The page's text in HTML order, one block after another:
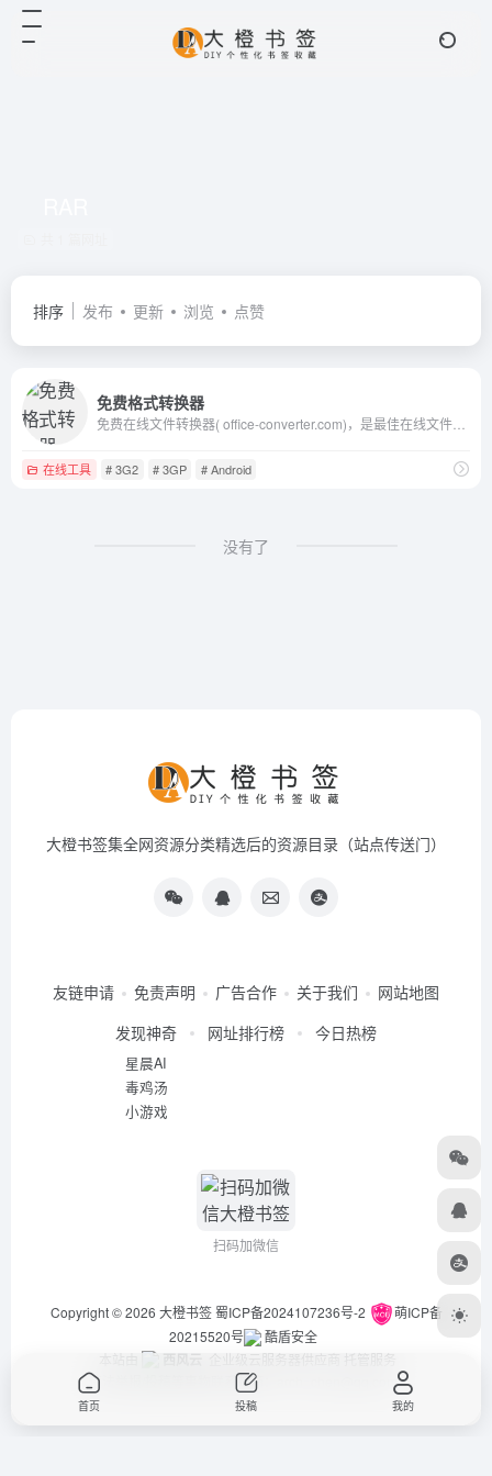
排序 发布 更新 浏览 点赞
免费格式转换器
在线工具 # 3G2 # 3GP # Android
没有了
大橙书签集全网资源分类精选后的资源目录（站点传送门）
友链申请 免责声明 广告合作 关于我们
网站地图
发现神奇
星晨AI
毒鸡汤
小游戏
网址排行榜 今日热榜
扫码加微信
Copyright © 2026 大橙书签 蜀ICP备2024107236号-2
萌ICP备
20215520号
酷盾安全
本站由
西风云 企业级云服务器供应商 托管服务
违法举报/投稿等事物联系邮箱：arch_chen@qq.com
首页 投稿 我的